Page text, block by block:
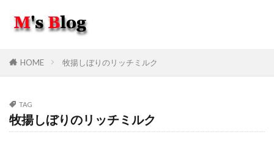
HOME 牧揚しぼりのリッチミルク
TAG
牧揚しぼりのリッチミルク